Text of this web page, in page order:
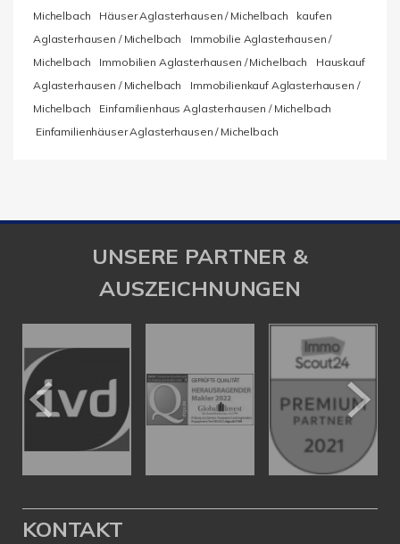
Michelbach
Häuser Aglasterhausen / Michelbach
kaufen
Aglasterhausen / Michelbach
Immobilie Aglasterhausen /
Michelbach
Immobilien Aglasterhausen / Michelbach
Hauskauf
Aglasterhausen / Michelbach
Immobilienkauf Aglasterhausen /
Michelbach
Einfamilienhaus Aglasterhausen / Michelbach
Einfamilienhäuser Aglasterhausen / Michelbach
UNSERE PARTNER &
AUSZEICHNUNGEN
KONTAKT